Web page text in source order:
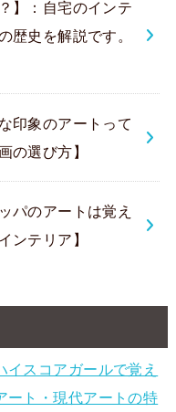
】：自宅のインテ
歴史を解説です。
印象のアートって
の選び方】
パのアートは覚え
ンテリア】
イスコアガールで覚え
ート・現代アートの特